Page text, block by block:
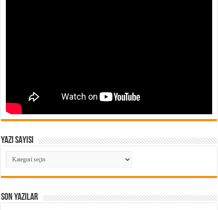
YAZI SAYISI
YAZI
SAYISI
SON YAZILAR